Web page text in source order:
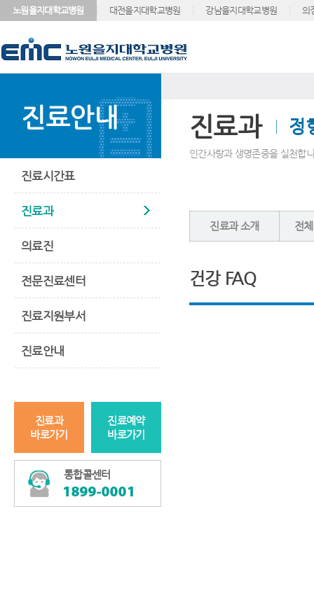
노원을지대학교병원 대전을지대학교병원 강남을지대학교병원 의
진료안내
진료시간표
진료과
의료진
전문진료센터
진료지원부서
진료안내
진료과
바로가기
진료예약
바로가기
통합콜센터
진료과 정
인간사랑과 생명존중을 실천합
진료과 소개 전
건강 FAQ